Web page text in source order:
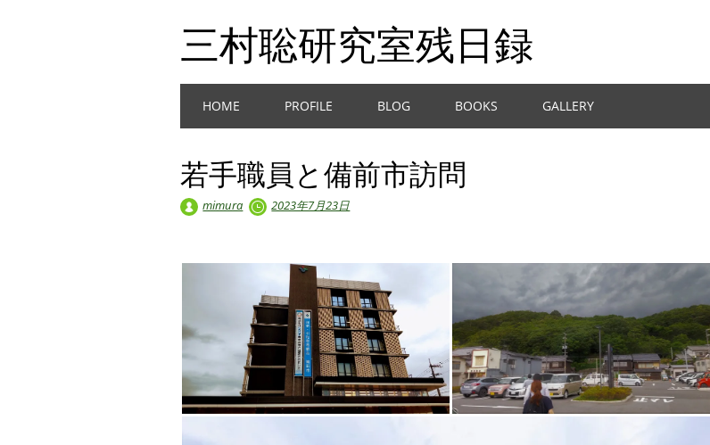
三村聡研究室残日録
Main menu
HOME PROFILE BLOG BOOKS GALLERY
若手職員と備前市訪問
mimura 2023年7月23日